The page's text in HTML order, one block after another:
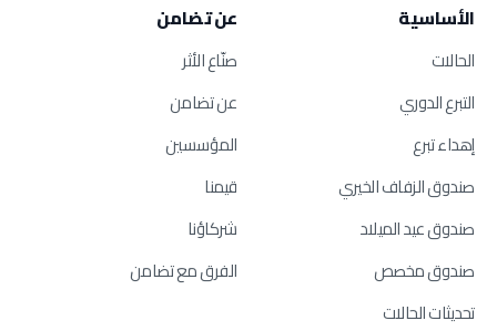
الأساسية
الحالات
التبرع الدوري
إهداء تبرع
صندوق الزفاف الخيري
صندوق عيد الميلاد
صندوق مخصص
تحديثات الحالات
عن تضامن
صنّاع الأثر
عن تضامن
المؤسسين
قيمنا
شركاؤنا
الفرق مع تضامن